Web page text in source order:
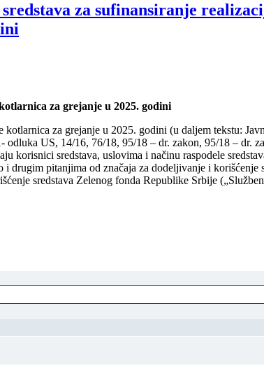
za sufinansiranje
za grejanje u 2025. godini
za grejanje u 2025. godini (u daljem tekstu:
US, 14/16, 76/18, 95/18 – dr. zakon, 95/18 – dr.
korisnici sredstava, uslovima i načinu raspodele
drugim pitanjima od značaja za dodeljivanje i korišćenje
sredstava Zelenog fonda Republike Srbije